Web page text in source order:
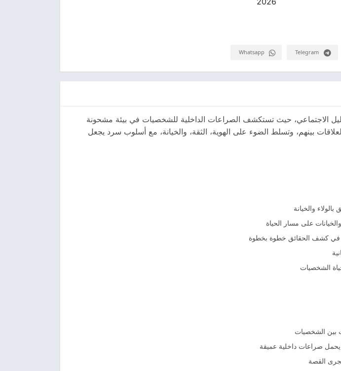
Telegram
Whatsapp
الاجتماعي، حيث تستكشف الصراعات الداخلية للشخصيات في بيئة مشحونة
بينهم، وتسلط الضوء على الهوية، الثقة، والخيانة، مع أسلوب سرد يجعل
والخيانة
على مسار الحياة
في كشف الحقائق خطوة بخطوة
الشخصيات
بين الشخصيات
صراعات داخلية عميقة
القصة